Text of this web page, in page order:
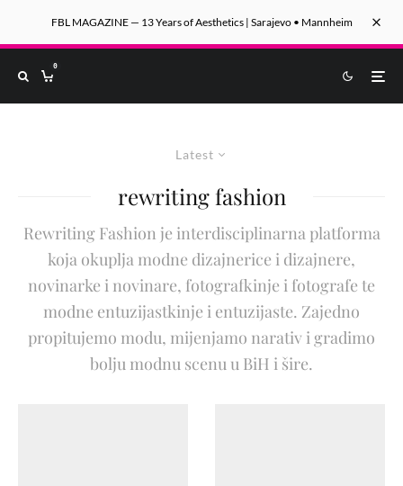
FBL MAGAZINE — 13 Years of Aesthetics | Sarajevo • Mannheim
0
Latest
rewriting fashion
Rewriting Fashion je interdisciplinarna platforma
koja okuplja modne dizajnerice i dizajnere,
novinarke i novinare, fotografkinje i fotografe te
modne entuzijastkinje i entuzijaste. Zajedno
propitujemo modu, mijenjamo narativ i gradimo
bolju modnu scenu u BiH i šire.